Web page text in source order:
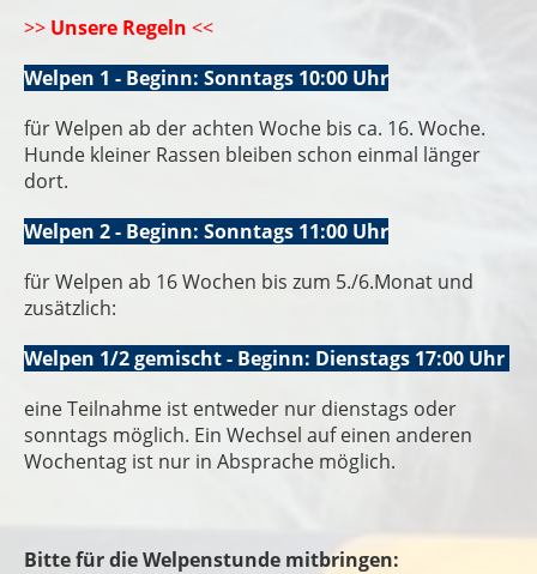
>> Unsere Regeln <<
Welpen 1 - Beginn: Sonntags 10:00 Uhr
für Welpen ab der achten Woche bis ca. 16. Woche.
Hunde kleiner Rassen bleiben schon einmal länger
dort.
Welpen 2 - Beginn: Sonntags 11:00 Uhr
für Welpen ab 16 Wochen bis zum 5./6.Monat und
zusätzlich:
Welpen 1/2 gemischt - Beginn: Dienstags 17:00 Uhr
eine Teilnahme ist entweder nur dienstags oder
sonntags möglich. Ein Wechsel auf einen anderen
Wochentag ist nur in Absprache möglich.
Bitte für die Welpenstunde mitbringen: